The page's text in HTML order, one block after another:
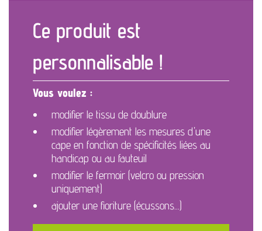
Ce produit est
personnalisable !
Vous voulez :
modifier le tissu de doublure
modifier légèrement les mesures d'une
cape en fonction de spécificités liées au
handicap ou au fauteuil
modifier le fermoir (velcro ou pression
uniquement)
ajouter une fioriture (écussons...)